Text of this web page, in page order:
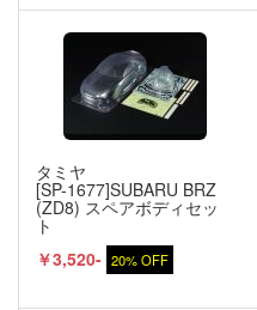
タミヤ
[SP-1677]SUBARU BRZ
(ZD8) スペアボディセッ
ト
￥3,520- 20% OFF